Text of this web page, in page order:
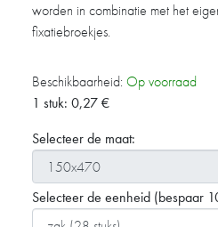
worden in combinatie met het
fixatiebroekjes.
Beschikbaarheid: Op voorraad
1 stuk: 0,27€
Selecteer de maat:
Selecteer de eenheid (bespaar